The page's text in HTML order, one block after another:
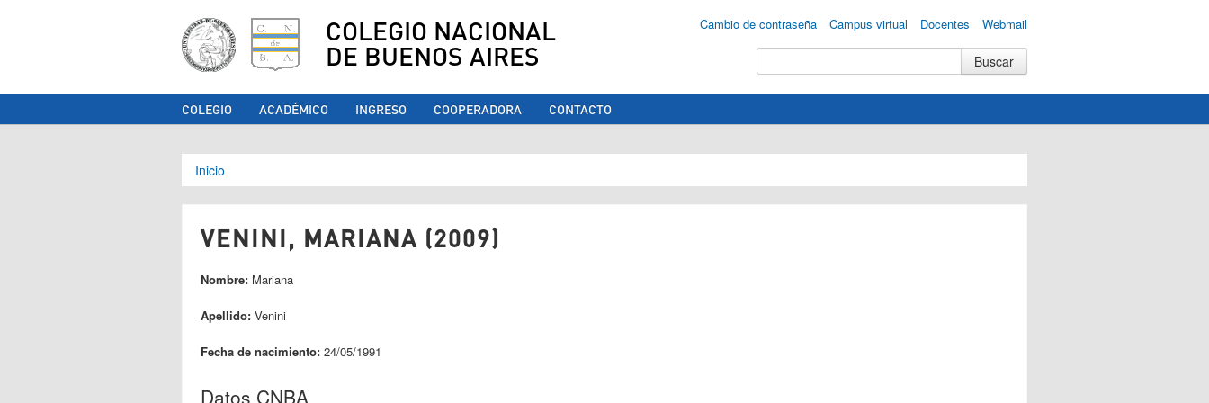
COLEGIO NACIONAL
DE BUENOS AIRES
Cambio de contraseña Campus virtual Docentes Webmail
COLEGIO ACADÉMICO INGRESO COOPERADORA CONTACTO
Se encuentra usted aquí
Inicio
VENINI, MARIANA (2009)
Nombre: Mariana
Apellido: Venini
Fecha de nacimiento: 24/05/1991
Datos CNBA